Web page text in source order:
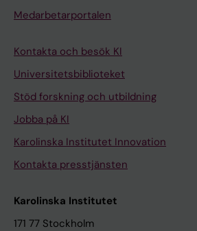
Medarbetarportalen
Kontakta och besök KI
Universitetsbiblioteket
Stöd forskning och utbildning
Jobba på KI
Karolinska Institutet Innovation
Kontakta presstjänsten
Karolinska Institutet
171 77 Stockholm